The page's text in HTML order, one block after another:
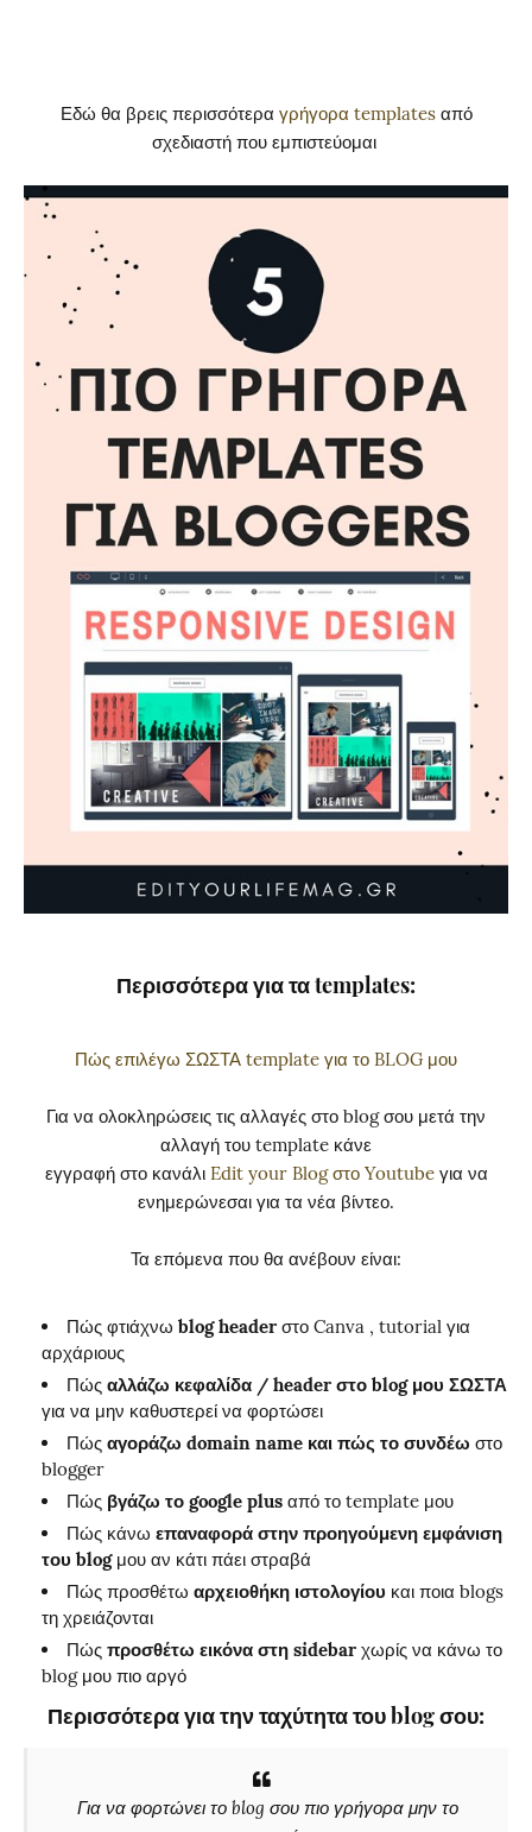
Εδώ θα βρεις περισσότερα γρήγορα templatesαπό
σχεδιαστή που εμπιστεύομαι
Περισσότερα για τα templates:
Πώς επιλέγω ΣΩΣΤΑ template για το BLOG μου
Για να ολοκληρώσεις τις αλλαγές στο blog σου μετά την
αλλαγή του template κάνε
εγγραφή στο κανάλιEdit your Blog στο Youtubeγια να
ενημερώνεσαι για τα νέα βίντεο.
Τα επόμενα που θα ανέβουν είναι:
Πώς φτιάχνω blog header στο Canva , tutorial για
αρχάριους
Πώς αλλάζω κεφαλίδα / header στο blog μου ΣΩΣΤΑ
για να μην καθυστερεί να φορτώσει
Πώς αγοράζω domain name και πώς το συνδέω στο
blogger
Πώς βγάζω το google plus από το template μου
Πώς κάνω επαναφορά στην προηγούμενη εμφάνιση
του blogμου αν κάτι πάει στραβά
Πώς προσθέτω αρχειοθήκη ιστολογίου και ποια blogs
τη χρειάζονται
Πώς προσθέτω εικόνα στη sidebar χωρίς να κάνω το
blog μου πιο αργό
Περισσότερα για την ταχύτητα του blog σου:
Για να φορτώνει το blog σου πιο γρήγορα μην το